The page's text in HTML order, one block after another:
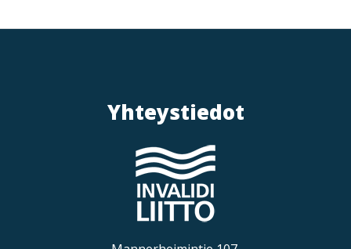
Yhteystiedot